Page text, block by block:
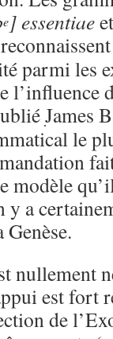
e] essentiae
parmi les
l’influence
James
le
modèle
a
nullement
est fort
de